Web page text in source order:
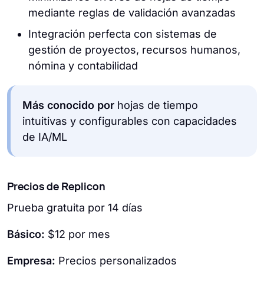
mediante reglas de validación avanzadas
Integración perfecta con sistemas de
gestión de proyectos, recursos humanos,
nómina y contabilidad
Más conocido por hojas de tiempo
intuitivas y configurables con capacidades
de IA/ML
Precios de Replicon
Prueba gratuita por 14 días
Básico: $12 por mes
Empresa: Precios personalizados